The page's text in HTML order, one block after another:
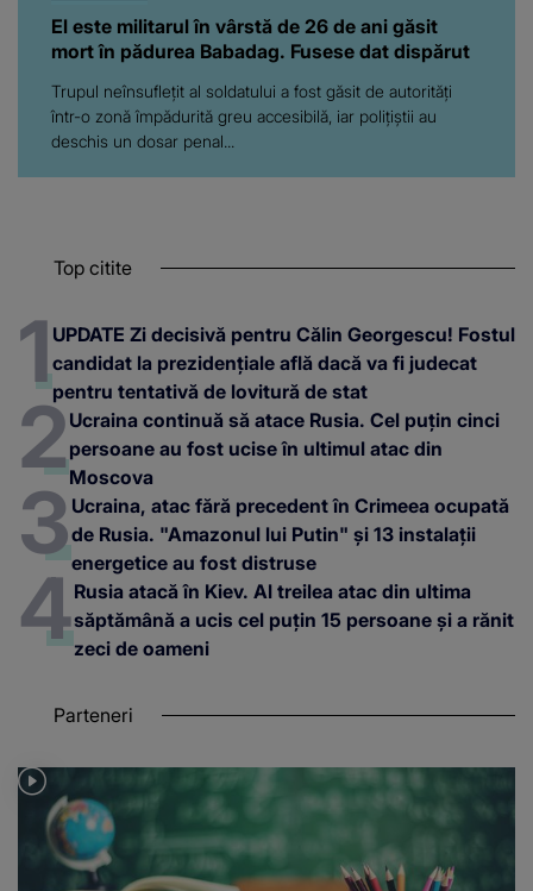
El este militarul în vârstă de 26 de ani găsit
mort în pădurea Babadag. Fusese dat dispărut
Trupul neînsuflețit al soldatului a fost găsit de autorități
într-o zonă împădurită greu accesibilă, iar polițiștii au
deschis un dosar penal...
Top citite
UPDATE Zi decisivă pentru Călin Georgescu! Fostul
candidat la prezidențiale află dacă va fi judecat
pentru tentativă de lovitură de stat
Ucraina continuă să atace Rusia. Cel puțin cinci
persoane au fost ucise în ultimul atac din
Moscova
Ucraina, atac fără precedent în Crimeea ocupată
de Rusia. "Amazonul lui Putin" și 13 instalații
energetice au fost distruse
Rusia atacă în Kiev. Al treilea atac din ultima
săptămână a ucis cel puțin 15 persoane și a rănit
zeci de oameni
Parteneri